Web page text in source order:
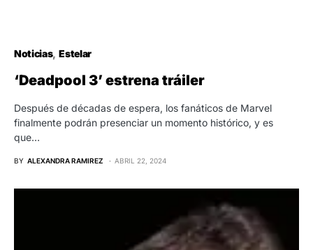
Noticias Estelar
‘Deadpool 3’ estrena tráiler
Después de décadas de espera, los fanáticos de Marvel
finalmente podrán presenciar un momento histórico, y es
que…
BY ALEXANDRA RAMIREZ ABRIL 22, 2024